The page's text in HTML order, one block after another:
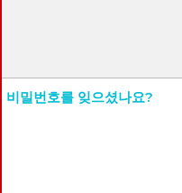
비밀번호를 잊으셨나요?